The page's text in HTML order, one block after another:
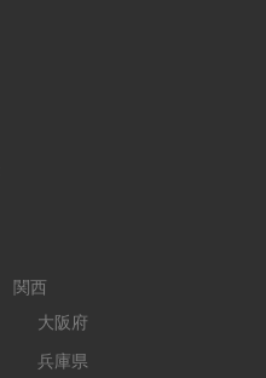
関西
大阪府
兵庫県